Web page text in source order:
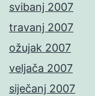
svibanj 2007
travanj 2007
ožujak 2007
veljača 2007
siječanj 2007